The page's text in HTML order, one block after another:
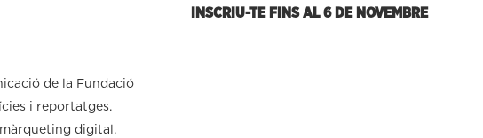
de la Fundació
i reportatges.
digital.
INSCRIU-TE FINS AL 6 DE NOVEMBRE